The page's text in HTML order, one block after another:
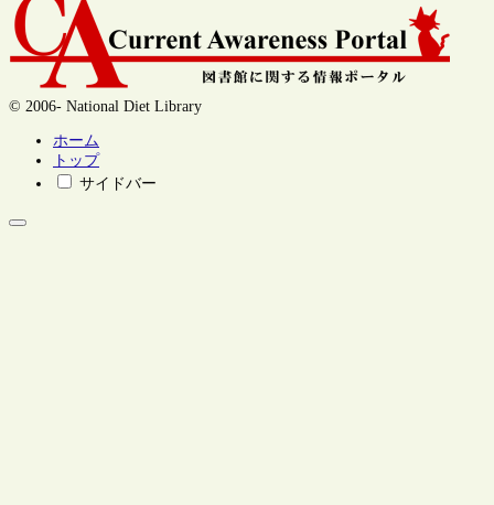
© 2006- National Diet Library
ホーム
トップ
サイドバー